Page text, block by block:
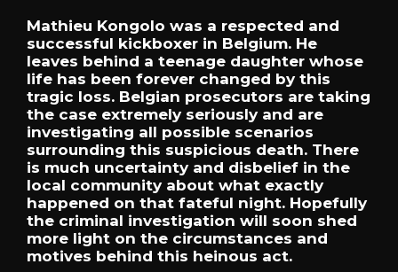
Mathieu Kongolo was a respected and
successful kickboxer in Belgium. He
leaves behind a teenage daughter whose
life has been forever changed by this
tragic loss. Belgian prosecutors are taking
the case extremely seriously and are
investigating all possible scenarios
surrounding this suspicious death. There
is much uncertainty and disbelief in the
local community about what exactly
happened on that fateful night. Hopefully
the criminal investigation will soon shed
more light on the circumstances and
motives behind this heinous act.